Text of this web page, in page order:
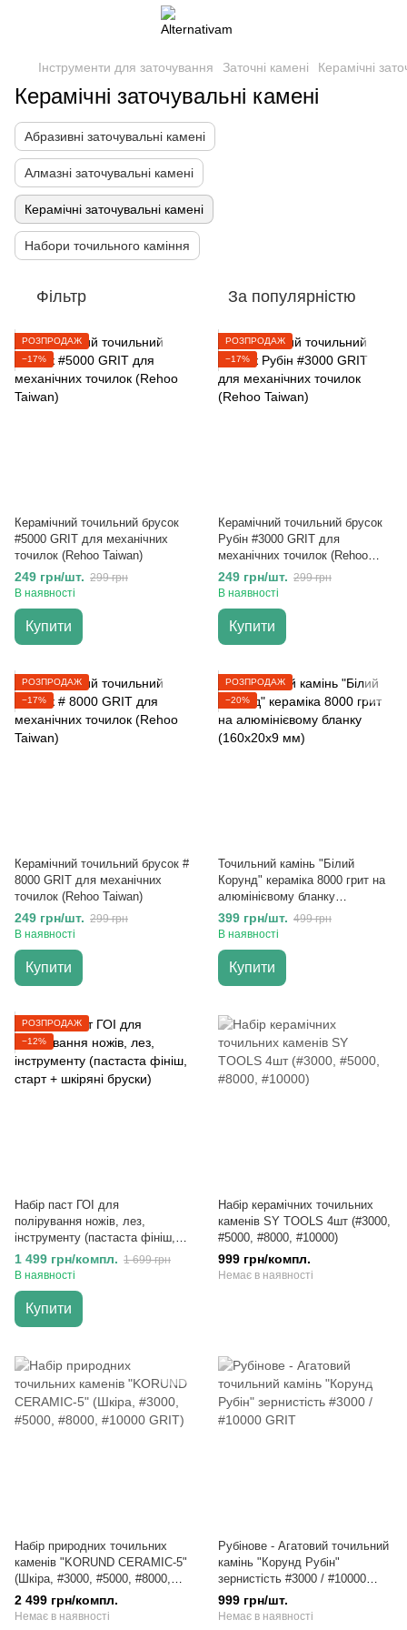
Інструменти для заточування Заточні камені Керамічні
Керамічні заточувальні камені
Абразивні заточувальні камені
Алмазні заточувальні камені
Керамічні заточувальні камені
Набори точильного каміння
Фільтр За популярністю
РОЗПРОДАЖ
−17%
Керамічний точильний брусок
#5000 GRIT для механічних
точилок (Rehoo Taiwan)
249 грн/шт. 299 грн
В наявності
Купити
РОЗПРОДАЖ
−17%
Керамічний точильний брусок
Рубін #3000 GRIT для
механічних точилок (Rehoo
Taiwan)
249 грн/шт. 299 грн
В наявності
Купити
РОЗПРОДАЖ
−17%
Керамічний точильний брусок #
8000 GRIT для механічних
точилок (Rehoo Taiwan)
249 грн/шт. 299 грн
В наявності
Купити
РОЗПРОДАЖ
−20%
Точильний камінь "Білий
Корунд" кераміка 8000 грит на
алюмінієвому бланку
(160х20х9 мм)
399 грн/шт. 499 грн
В наявності
Купити
РОЗПРОДАЖ
−12%
Набір паст ГОІ для
полірування ножів, лез,
інструменту (пастаста фініш,
старт + шкіряні бруски)
1 499 грн/компл. 1 699 грн
В наявності
Купити
Набір керамічних точильних
каменів SY TOOLS 4шт (#3000,
#5000, #8000, #10000)
999 грн/компл.
Немає в наявності
Набір природних точильних
каменів "KORUND CERAMIC-5"
(Шкіра, #3000, #5000, #8000,
#10000 GRIT)
2 499 грн/компл.
Немає в наявності
Рубінове - Агатовий точильний
камінь "Корунд Рубін"
зернистість #3000 / #10000
GRIT
999 грн/шт.
Немає в наявності